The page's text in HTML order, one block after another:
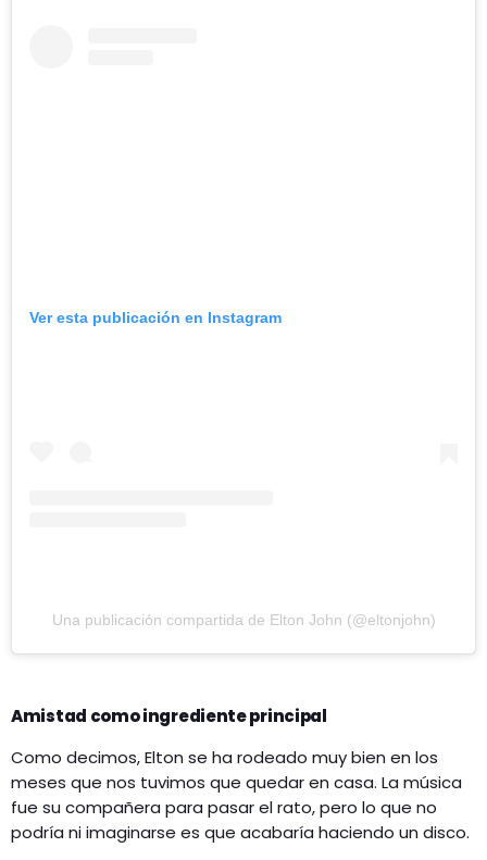
Ver esta publicación en Instagram
Una publicación compartida de Elton John (@eltonjohn)
Amistad como ingrediente principal
Como decimos, Elton se ha rodeado muy bien en los
meses que nos tuvimos que quedar en casa. La música
fue su compañera para pasar el rato, pero lo que no
podría ni imaginarse es que acabaría haciendo un disco.